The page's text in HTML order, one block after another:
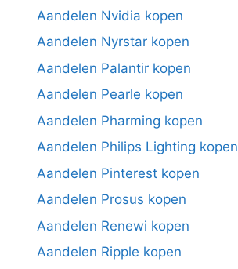
Aandelen Nvidia kopen
Aandelen Nyrstar kopen
Aandelen Palantir kopen
Aandelen Pearle kopen
Aandelen Pharming kopen
Aandelen Philips Lighting kopen
Aandelen Pinterest kopen
Aandelen Prosus kopen
Aandelen Renewi kopen
Aandelen Ripple kopen